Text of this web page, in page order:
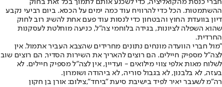
חברי כנסת מהקואליציה, כדי לשכנע אותם לתמוך בכל זאת בחוק
ההשתמטות. הכל כדי להרוויח עוד כמה ימים על הכסא. ביום רביעי נקבע
דיון בוועדת החוץ והבטחון כדי לנסות עוד פעם אחת להשיג רוב לחוק
שהוא השפלה לציונות, בגידה בלוחמי צה"ל, כניעה מוחלטת לעסקנות
החרדית.
"מול חברי הוועדה מונחים נתונים מחרידים שהצבא העביר אתמול. אין
לצה"ל מספיק חיילים. הם רוצים להאריך את השירות הסדיר, הם רוצים שוב
לשלוח מאות אלפי צווי מילואים - ועדיין, אין לצה"ל מספיק חיילים. לא
בעזה, לא בלבנון, לא בגבול סוריה, לא ביהודה ושומרון.
רה"מ לשעבר יאיר לפיד בישיבת סיעת "ביחד",צילום: אורן בן חקון